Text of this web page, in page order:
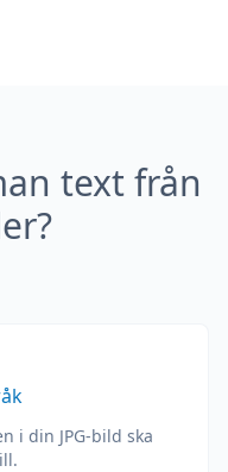
text från
i din JPG-bild ska